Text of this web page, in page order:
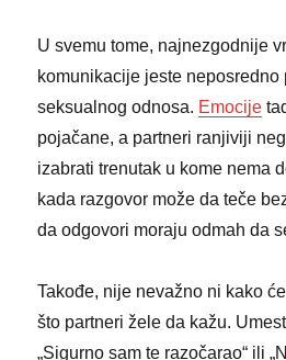
U svemu tome, najnezgodnije
komunikacije jeste neposredno
seksualnog odnosa. Emocije
pojačane, a partneri ranjiviji
izabrati trenutak u kome nema
kada razgovor može da teče
da odgovori moraju odmah da
Takođe, nije nevažno ni kako
što partneri žele da kažu.
„Sigurno sam te razočarao“ ili